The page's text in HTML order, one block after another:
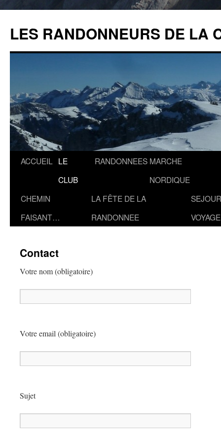
contenu
LES RANDONNEURS DE LA
ACCUEIL LE
CLUB
RANDONNEES MARCHE
NORDIQUE
CHEMIN
FAISANT…
LA FÊTE DE LA
RANDONNEE
Contact
Votre nom (obligatoire)
Votre email (obligatoire)
Sujet